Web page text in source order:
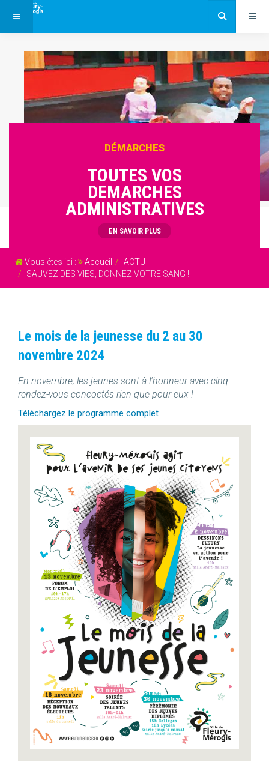
DÉMARCHES
TOUTES VOS
DEMARCHES
ADMINISTRATIVES
EN SAVOIR PLUS
Vous êtes ici : Accueil
ACTU
SAUVEZ DES VIES, DONNEZ VOTRE SANG !
Le mois de la jeunesse du 2 au 30
novembre 2024
En novembre, les jeunes sont à l'honneur avec cinq
rendez-vous concoctés rien que pour eux !
Téléchargez le programme complet